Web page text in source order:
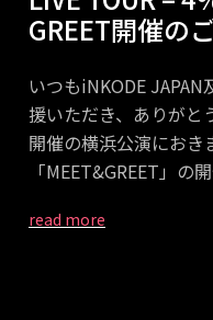
GREET開催の
いつもiNKODE
援いただき、ありがと
開催の横浜公演におき
「MEET&GREET」の